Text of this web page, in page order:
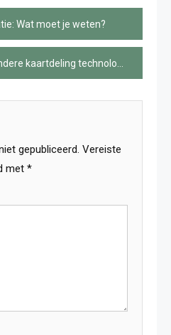
Wat moet je weten?
kaartdeling technologieën
gepubliceerd. Vereiste
met *